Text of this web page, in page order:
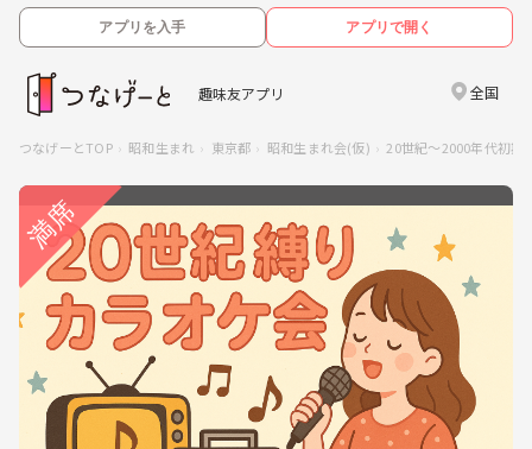
アプリを入手 アプリで開く
趣味友アプリ 全国
つなげーとTOP 昭和生まれ 東京都 昭和生まれ会(仮) 20世紀～2000年代初期